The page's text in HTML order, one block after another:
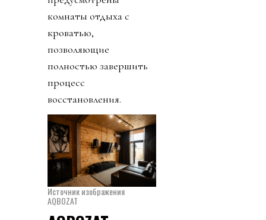
комнаты отдыха с
кроватью,
позволяющие
полностью завершить
процесс
восстановления.
Источник изображения
AQBOZAT